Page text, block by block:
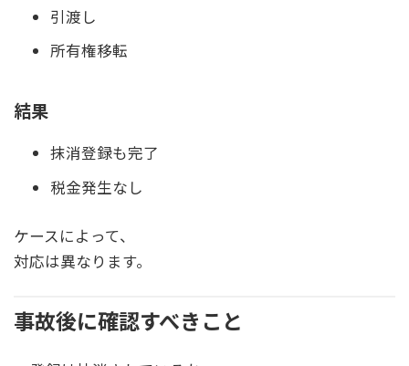
引渡し
所有権移転
結果
抹消登録も完了
税金発生なし
ケースによって、
対応は異なります。
事故後に確認すべきこと